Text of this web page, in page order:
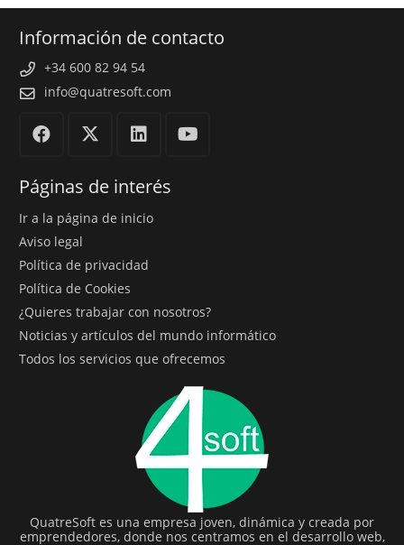
Información de contacto
+34 600 82 94 54
info@quatresoft.com
Páginas de interés
Ir a la página de inicio
Aviso legal
Política de privacidad
Política de Cookies
¿Quieres trabajar con nosotros?
Noticias y artículos del mundo informático
Todos los servicios que ofrecemos
QuatreSoft es una empresa joven, dinámica y creada por
emprendedores, donde nos centramos en el desarrollo web,